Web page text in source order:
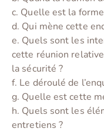
c. Quelle est la
d. Qui mène cette
e. Quels sont les
cette réunion
la sécurité ?
f. Le déroulé de
g. Quelle est cette
h. Quels sont les
entretiens ?